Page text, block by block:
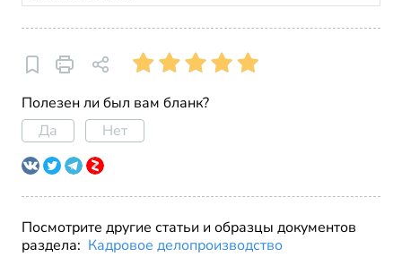
Полезен ли был вам бланк?
Да
Нет
Посмотрите другие статьи и образцы документов
раздела: Кадровое делопроизводство